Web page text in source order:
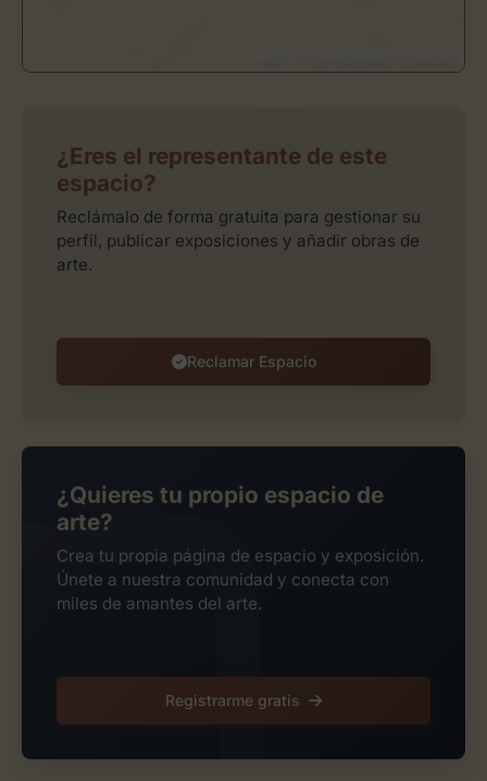
¿Eres el representante de este
espacio?
Reclámalo de forma gratuita para gestionar su
perfil, publicar exposiciones y añadir obras de
arte.
Reclamar Espacio
¿Quieres tu propio espacio de
arte?
Crea tu propia página de espacio y exposición.
Únete a nuestra comunidad y conecta con
miles de amantes del arte.
Registrarme gratis